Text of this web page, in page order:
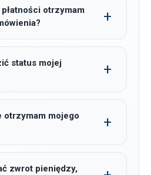
otrzymam
status mojej
otrzymam mojego
zwrot pieniędzy,